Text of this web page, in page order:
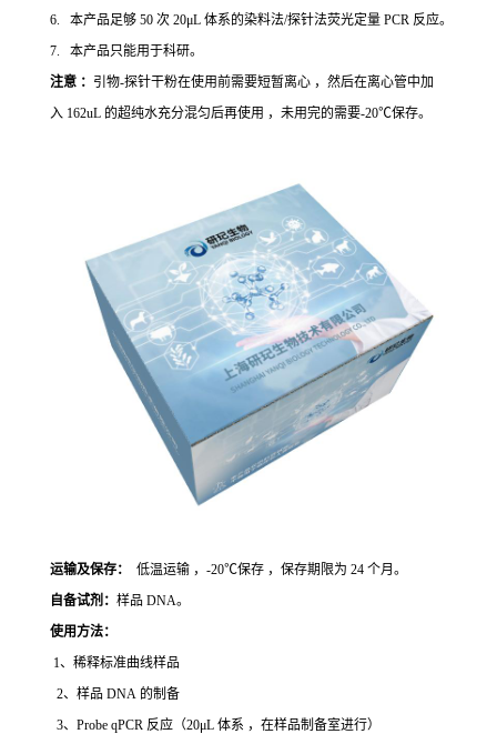
6. 本产品足够 50 次 20μL 体系的染料法/探针法荧光定量 PCR 反应。
7. 本产品只能用于科研。
注意 ： 引物-探针干粉在使用前需要短暂离心 ，然后在离心管中加
入 162uL 的超纯水充分混匀后再使用 ，未用完的需要-20℃保存。
运输及保存：
低温运输 ，-20℃保存 ，保存期限为 24 个月。
自备试剂： 样品 DNA。
使用方法：
1、稀释标准曲线样品
2、样品 DNA 的制备
3、Probe qPCR 反应（20μL 体系 ，在样品制备室进行）